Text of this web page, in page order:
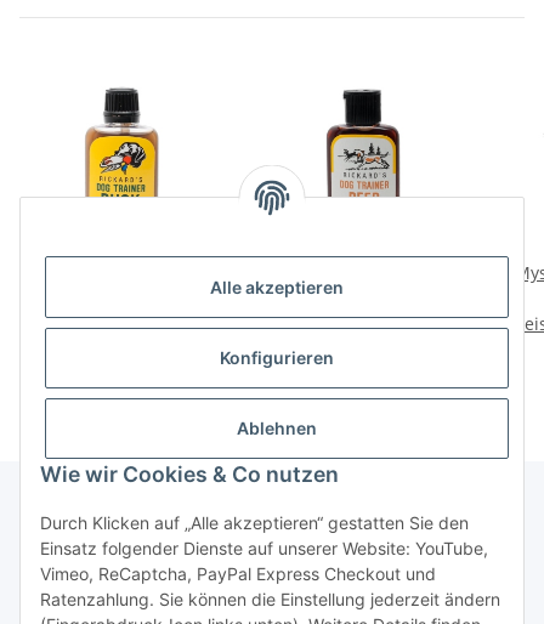
Alle akzeptieren
Konfigurieren
Ablehnen
Wie wir Cookies & Co nutzen
Durch Klicken auf „Alle akzeptieren“ gestatten Sie den
Einsatz folgender Dienste auf unserer Website: YouTube,
Vimeo, ReCaptcha, PayPal Express Checkout und
Ratenzahlung. Sie können die Einstellung jederzeit ändern
Hund 35ml Ente - Duck
Preise nach Anmeldung
Hund 35ml Rehwild -
Deer
Preise nach Anmeldung
Informationen
Gesetzliche Informationen